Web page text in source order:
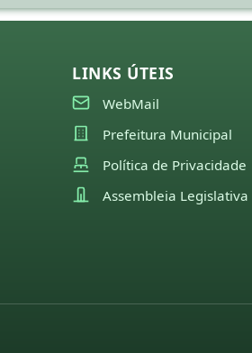
LINKS ÚTEIS
WebMail
Prefeitura Municipal
Política de Privacidade
Assembleia Legislativa